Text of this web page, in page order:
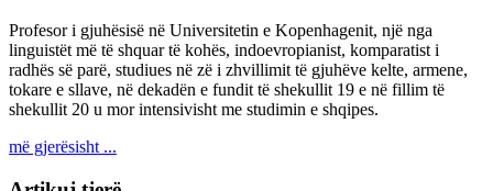
Profesor i gjuhësisë në Universitetin e Kopenhagenit, një nga
linguistët më të shquar të kohës, indoevropianist, komparatist i
radhës së parë, studiues në zë i zhvillimit të gjuhëve kelte, armene,
tokare e sllave, në dekadën e fundit të shekullit 19 e në fillim të
shekullit 20 u mor intensivisht me studimin e shqipes.
më gjerësisht ...